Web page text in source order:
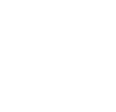
a szerveire